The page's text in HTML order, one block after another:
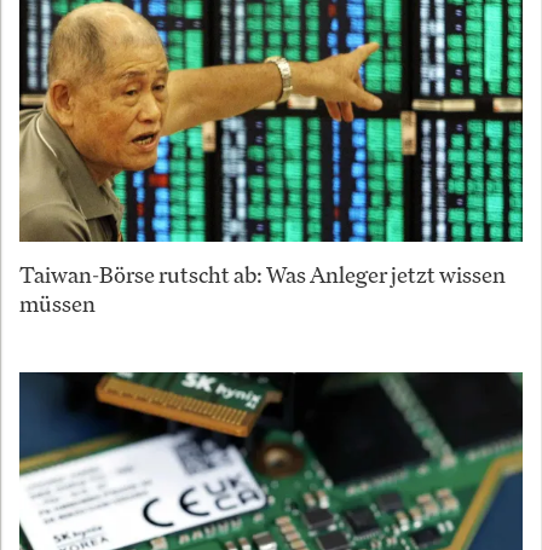
Taiwan-Börse rutscht ab: Was Anleger jetzt wissen
müssen